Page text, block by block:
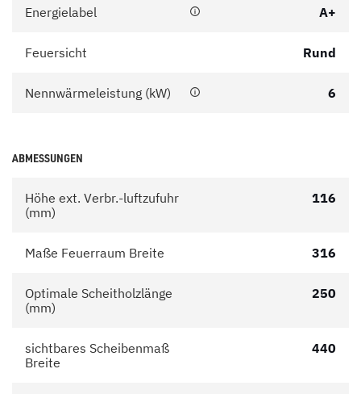
Energielabel A+
Feuersicht Rund
Nennwärmeleistung (kW) 6
ABMESSUNGEN
Höhe ext. Verbr.-luftzufuhr
(mm)
116
Maße Feuerraum Breite 316
Optimale Scheitholzlänge
(mm)
250
sichtbares Scheibenmaß
Breite
440